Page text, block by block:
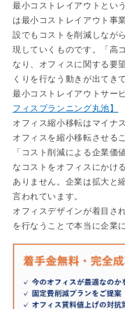
最小コストレイアウトとい
は最小コストレイアウト事
設でもコストを削減しなが
現していくものです。「高
なり、オフィスに関する要
くりを行なう動きが出てき
最小コストレイアウトサー
フィスプランニング丸池】
オフィス縮小移転はマイナ
オフィスを縮小移転させる
「コスト削減による企業価
なコストをオフィスにかけ
ありません。企業は拡大と
言われています。
オフィスデザインが着目さ
を行なうことで本当に企業